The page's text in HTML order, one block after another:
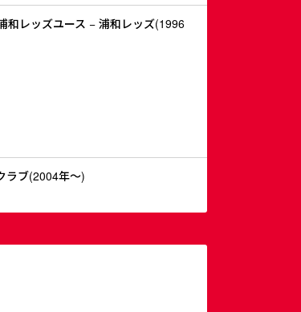
和レッズユース − 浦和レッズ(1996
ラブ(2004年～)